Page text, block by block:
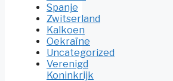
Spanje
Zwitserland
Kalkoen
Oekraïne
Uncategorized
Verenigd
Koninkrijk